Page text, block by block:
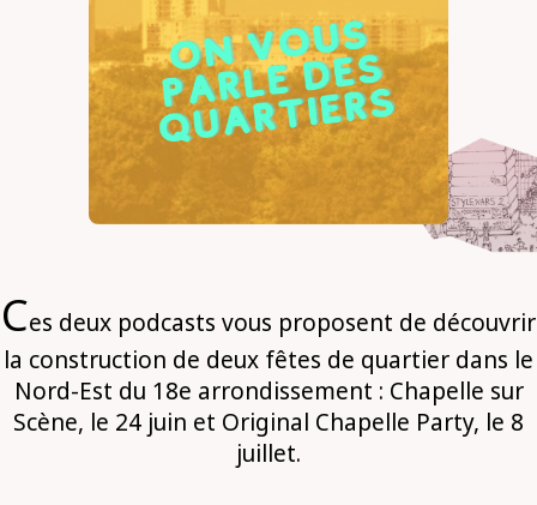
Ces deux podcasts vous proposent de découvrir
la construction de deux fêtes de quartier dans le
Nord-Est du 18e arrondissement : Chapelle sur
Scène, le 24 juin et Original Chapelle Party, le 8
juillet.